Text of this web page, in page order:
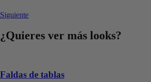
Siguiente
¿Quieres ver más looks?
Faldas de tablas